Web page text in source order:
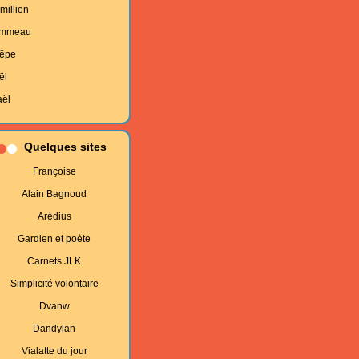
Quelques sites
Françoise
Alain Bagnoud
Arédius
Gardien et poète
Carnets JLK
Simplicité volontaire
Dvanw
Dandylan
Vialatte du jour